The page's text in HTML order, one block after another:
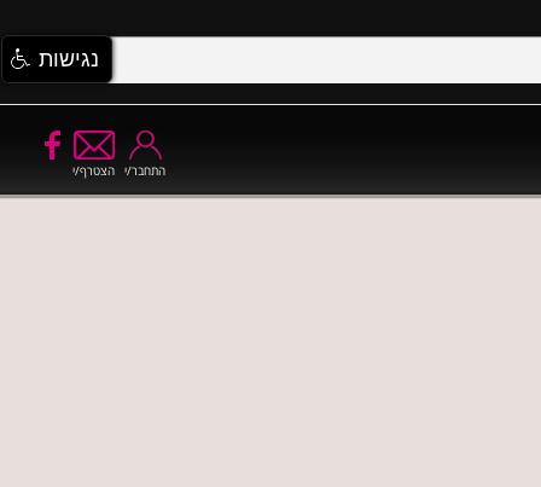
הצטרף/י התחבר/י
נגישות